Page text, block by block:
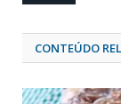
CONTEÚDO